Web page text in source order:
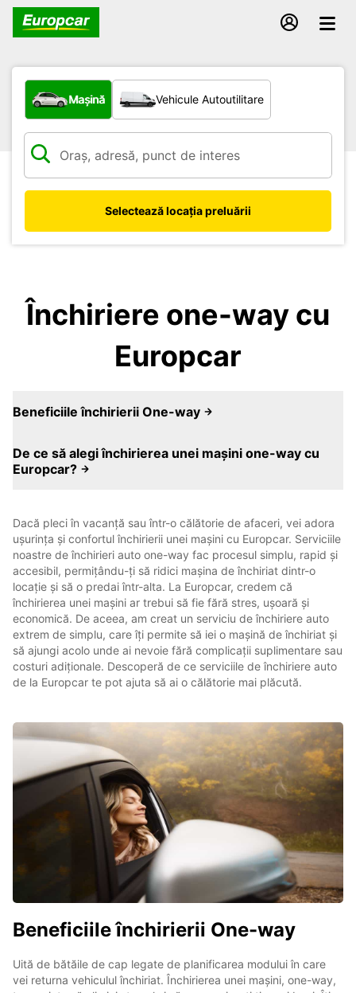
Ce tip de vehicul?
Mașină Vehicule Autoutilitare
Selectează locația preluării
Închiriere one-way cu
Europcar
Beneficiile închirierii One-way
De ce să alegi închirierea unei mașini one-way cu
Europcar?
Dacă pleci în vacanță sau într-o călătorie de afaceri, vei adora
ușurința și confortul închirierii unei mașini cu Europcar. Serviciile
noastre de închirieri auto one-way fac procesul simplu, rapid și
accesibil, permițându-ți să ridici mașina de închiriat dintr-o
locație și să o predai într-alta. La Europcar, credem că
închirierea unei mașini ar trebui să fie fără stres, ușoară și
economică. De aceea, am creat un serviciu de închiriere auto
extrem de simplu, care îți permite să iei o mașină de închiriat și
să ajungi acolo unde ai nevoie fără complicații suplimentare sau
costuri adiționale. Descoperă de ce serviciile de închiriere auto
de la Europcar te pot ajuta să ai o călătorie mai plăcută.
Beneficiile închirierii One-way
Uită de bătăile de cap legate de planificarea modului în care
vei returna vehiculul închiriat. Închirierea unei mașini, one-way,